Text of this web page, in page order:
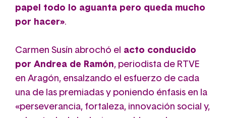
papel todo lo aguanta pero queda mucho
por hacer».
Carmen Susín abrochó el acto conducido
por Andrea de Ramón, periodista de RTVE
en Aragón, ensalzando el esfuerzo de cada
una de las premiadas y poniendo énfasis en la
«perseverancia, fortaleza, innovación social y,